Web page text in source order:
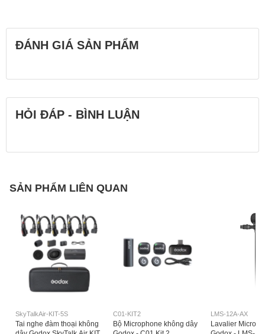
1
Timecode Support
Mobile App Compatible
Sample
Rate/Resolution
48 kHz / 16-Bit
ĐÁNH GIÁ SẢN PHẨM
HỎI ĐÁP - BÌNH LUẬN
SẢN PHẨM LIÊN QUAN
SkyTalkAir-KIT-5S
Tai nghe đàm thoại không
C01-KIT2
Bộ Microphone không dây
LMS-12A-AX
Lavalier Micro